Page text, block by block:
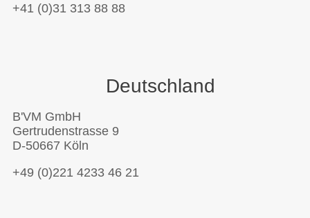
+41 (0)31 313 88 88
Deutschland
B'VM GmbH
Gertrudenstrasse 9
D-50667 Köln
+49 (0)221 4233 46 21